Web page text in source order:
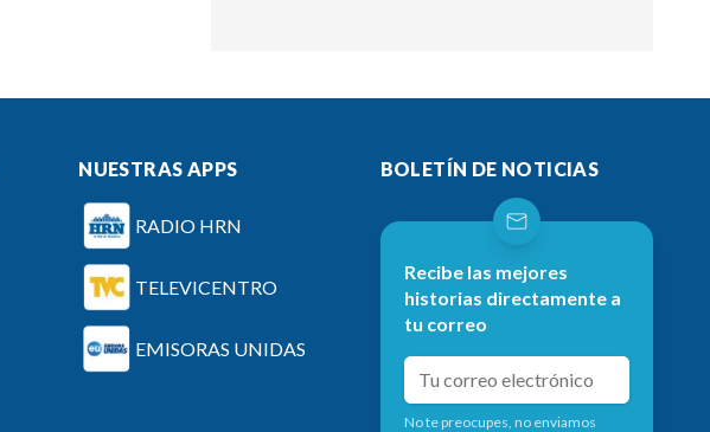
NUESTRAS APPS
RADIO HRN
TELEVICENTRO
EMISORAS UNIDAS
BOLETÍN DE NOTICIAS
Recibe las mejores
historias directamente a
tu correo
No te preocupes, no enviamos